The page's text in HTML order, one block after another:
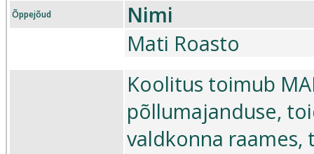
Õppejõud
Nimi
Mati Roasto
Koolitus toimub
põllumajanduse,
valdkonna raames,